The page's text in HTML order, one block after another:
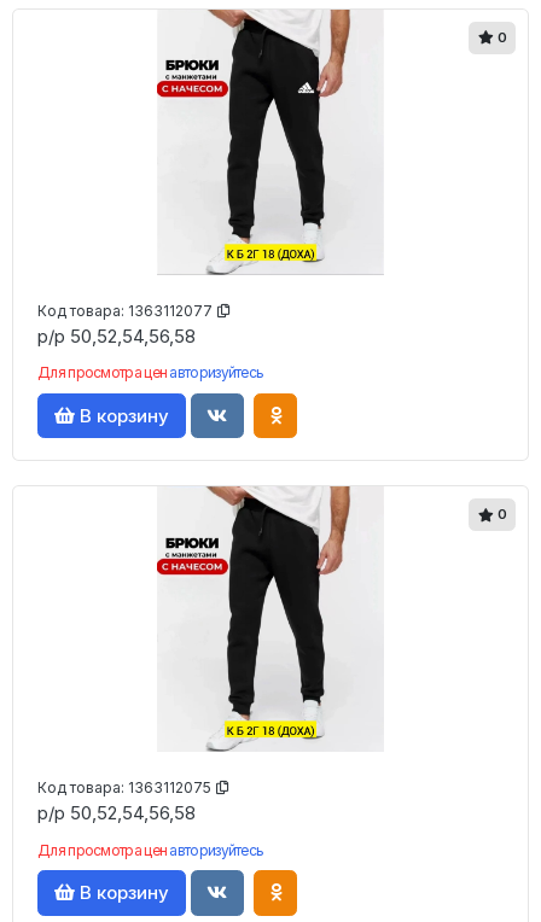
0
Код товара: 1363112077
р/р 50,52,54,56,58
Для просмотра цен авторизуйтесь
В корзину
0
Код товара: 1363112075
р/р 50,52,54,56,58
Для просмотра цен авторизуйтесь
В корзину